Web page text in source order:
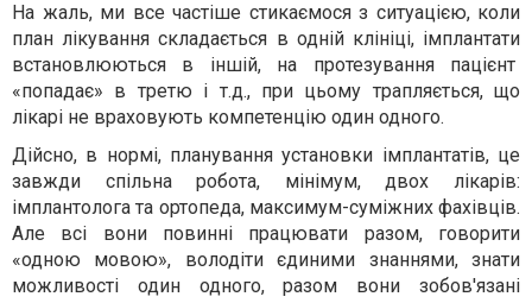
На жаль, ми все частіше стикаємося з ситуацією, коли
план лікування складається в одній клініці, імплантати
встановлюються в іншій, на протезування пацієнт
«попадає» в третю і т.д., при цьому трапляється, що
лікарі не враховують компетенцію один одного.
Дійсно, в нормі, планування установки імплантатів, це
завжди спільна робота, мінімум, двох лікарів:
імплантолога та ортопеда, максимум-суміжних фахівців.
Але всі вони повинні працювати разом, говорити
«одною мовою», володіти єдиними знаннями, знати
можливості один одного, разом вони зобов'язані